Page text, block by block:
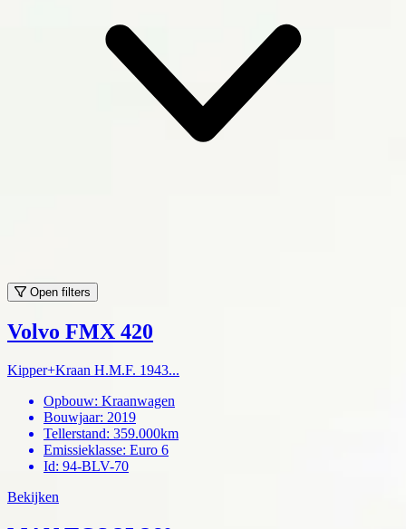
Open filters
Volvo FMX 420
Kipper+Kraan H.M.F. 1943...
Opbouw: Kraanwagen
Bouwjaar: 2019
Tellerstand: 359.000km
Emissieklasse: Euro 6
Id: 94-BLV-70
Bekijken